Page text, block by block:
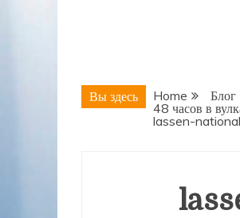
Вы здесь Home
Блог
48 часов в
lassen-